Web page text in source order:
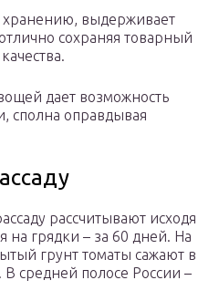
хранению, выдерживает
сохраняя товарный
дает возможность
сполна оправдывая
рассчитывают исходя
грядки – за 60 дней. На
грунт томаты сажают в
средней полосе России –